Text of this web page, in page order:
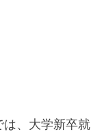
、大学新卒就